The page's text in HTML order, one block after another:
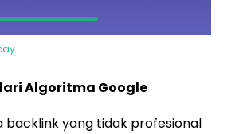
Algoritma Google
backlink yang tidak profesional